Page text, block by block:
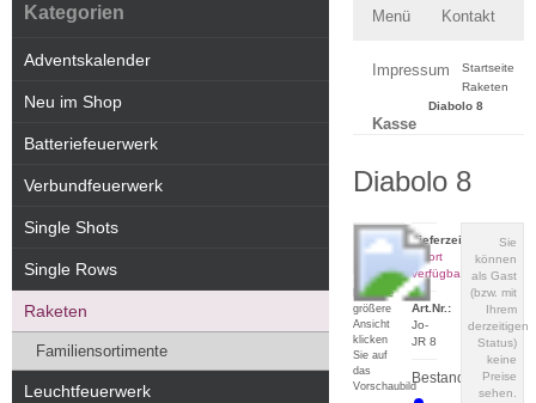
Menü Kontakt
Impressum
Kasse
Startseite
Raketen
Diabolo 8
Diabolo 8
Für eine
größere
Ansicht
klicken
Sie auf
das
Vorschaubild
Sie
können
als Gast
(bzw. mit
Ihrem
derzeitigen
Status)
keine
Preise
sehen.
Lieferzeit:
sofort
verfügbar
Art.Nr.:
Jo-
JR 8
Bestand:
Kategorien
Adventskalender
Neu im Shop
Batteriefeuerwerk
Verbundfeuerwerk
Single Shots
Single Rows
Raketen
Familiensortimente
Leuchtfeuerwerk